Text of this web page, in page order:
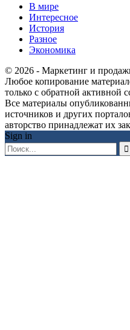
В мире
Интересное
История
Разное
Экономика
© 2026 - Маркетинг и
Любое копирование
только с обратной активной
Все материалы
источников и других
авторство принадлежат их
Sign in